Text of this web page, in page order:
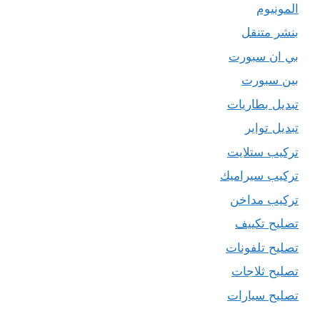
المونيوم
بنشر متنقل
بي ان سبورت
بين سبورت
تبديل بطاريات
تبديل تواير
تركيب ستلايت
تركيب سيراميك
تركيب مداخن
تصليح تكييف
تصليح تلفونات
تصليح ثلاجات
تصليح سيارات